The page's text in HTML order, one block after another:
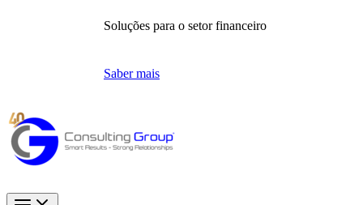
Soluções para o setor financeiro
Saber mais